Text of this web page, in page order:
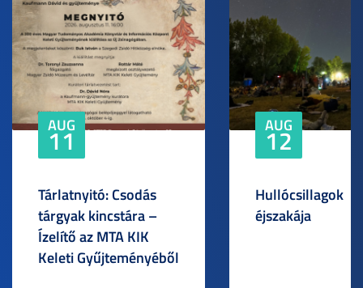
AUG
11
Tárlatnyitó: Csodás
tárgyak kincstára –
Ízelítő az MTA KIK
Keleti Gyűjteményéből
AUG
12
Hullócsillagok
éjszakája